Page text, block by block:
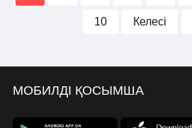
10 Келесі
МОБИЛДІ ҚОСЫМША